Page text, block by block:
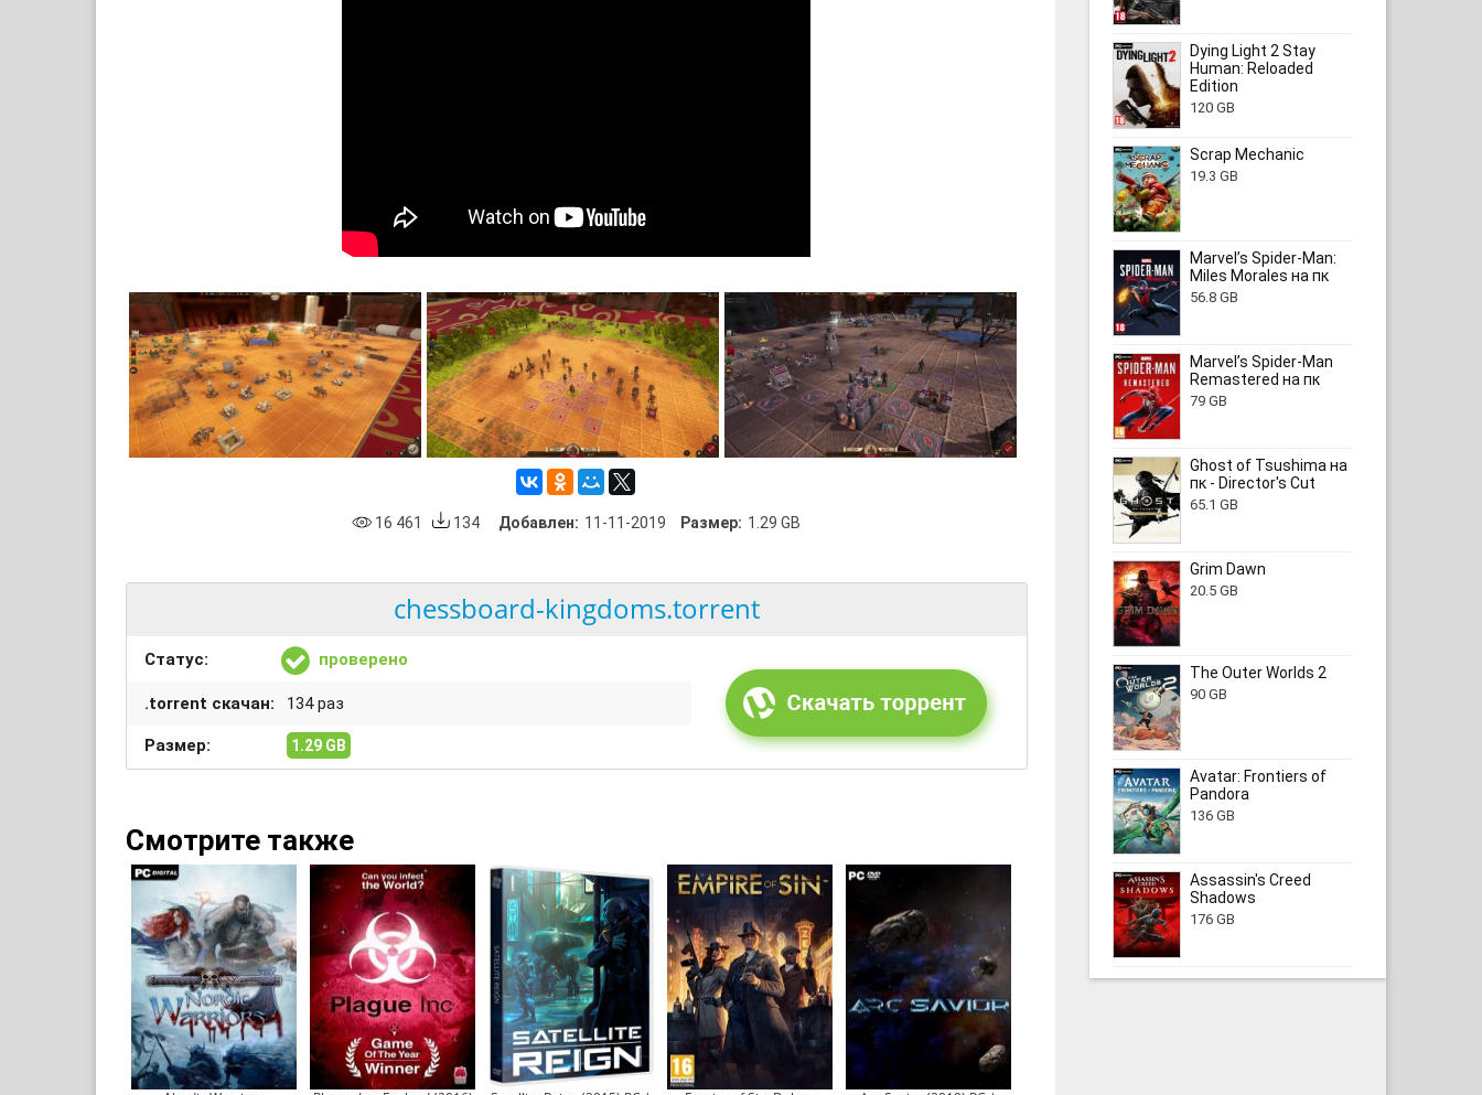
16 461 134 Добавлен: 11-11-2019 Размер: 1.29 GB
chessboard-kingdoms.torrent
Статус: проверено
.torrent скачан: 134 раз
Размер: 1.29 GB
Смотрите также
Dying Light 2 Stay
Human: Reloaded
Edition
120 GB
Scrap Mechanic
19.3 GB
Marvel’s Spider-Man:
Miles Morales на пк
56.8 GB
Marvel’s Spider-Man
Remastered на пк
79 GB
Ghost of Tsushima на
пк - Director's Cut
65.1 GB
Grim Dawn
20.5 GB
The Outer Worlds 2
90 GB
Avatar: Frontiers of
Pandora
136 GB
Assassin's Creed
Shadows
176 GB